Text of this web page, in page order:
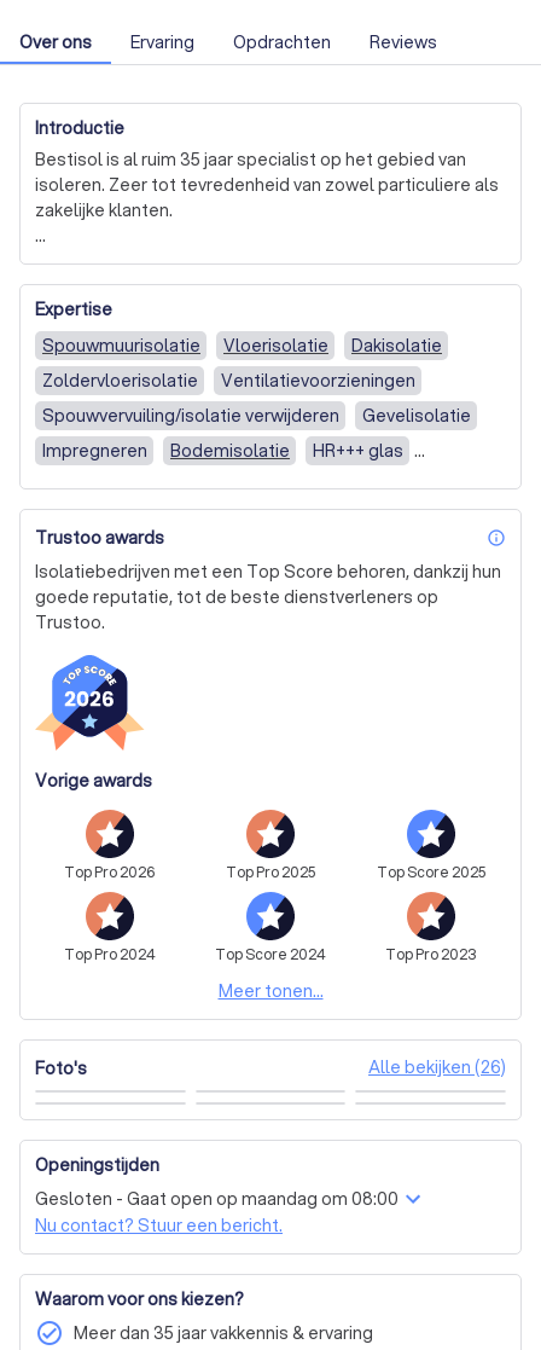
Over ons Ervaring Opdrachten Reviews
Introductie
Bestisol is al ruim 35 jaar specialist op het gebied van
isoleren. Zeer tot tevredenheid van zowel particuliere als
zakelijke klanten.
Met isolatie kunt u besparen op uw energielasten en
meer comfort in uw woning behalen.
Op alle isolatiewerkzaamheden die ons bedrijf bij u
uitvoert kunnen kwaliteitscontroles worden uitgevoerd
door onafhankelijke externe inspecteurs van Insula
certificatie. Deze controles worden uitgevoerd in het
kader van de VENIN Erkenningsregeling. Om dit mogelijk
te maken zullen wij de werkzaamheden die wij bij u
uitvoeren melden aan deze controle-instelling zijnde
Insula Certificatie
Expertise
Spouwmuurisolatie
Vloerisolatie
Dakisolatie
Zoldervloerisolatie
Ventilatievoorzieningen
Spouwvervuiling/isolatie verwijderen
Gevelisolatie
Impregneren
Bodemisolatie
HR+++ glas
Bodemisolatie (kelder/kruipruimte)
Schuin dak
Trustoo awards
Isolatiebedrijven met een Top Score behoren, dankzij hun
goede reputatie, tot de beste dienstverleners op
Trustoo.
Vorige awards
TopPro2026 TopPro2025 TopScore 2025
TopPro2024 TopScore 2024 TopPro2023
Meer tonen...
Foto's Alle bekijken (26)
Openingstijden
Gesloten - Gaat open op maandag om 08:00
Nu contact? Stuur een bericht.
Waarom voor ons kiezen?
check_circle Meer dan 35 jaar vakkennis & ervaring